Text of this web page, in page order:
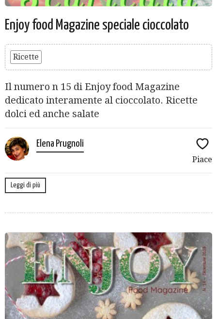
Enjoy food Magazine speciale cioccolato
Ricette
Il numero n 15 di Enjoy food Magazine
dedicato interamente al cioccolato. Ricette
dolci ed anche salate
Elena Prugnoli
Piace
Leggi di più